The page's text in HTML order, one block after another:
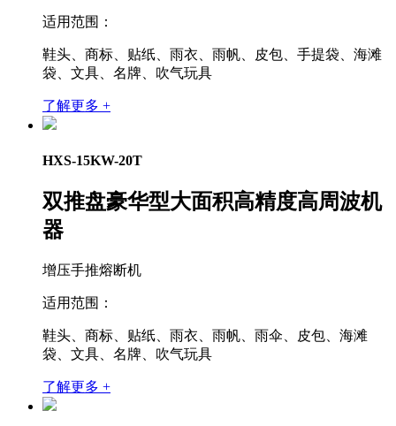
适用范围：
鞋头、商标、贴纸、雨衣、雨帆、皮包、手提袋、海滩
袋、文具、名牌、吹气玩具
了解更多 +
HXS-15KW-20T
双推盘豪华型大面积高精度高周波机
器
增压手推熔断机
适用范围：
鞋头、商标、贴纸、雨衣、雨帆、雨伞、皮包、海滩
袋、文具、名牌、吹气玩具
了解更多 +